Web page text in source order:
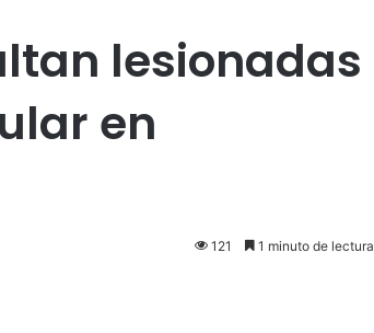
lesionadas
en
121 1 minuto de lectura